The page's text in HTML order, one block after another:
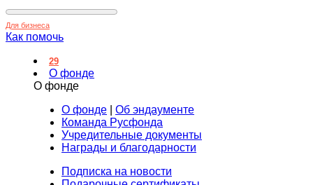
Для бизнеса
Как помочь
29
О фонде
О фонде
О фонде
Об эндаументе
Команда Русфонда
Учредительные документы
Награды и благодарности
Подписка на новости